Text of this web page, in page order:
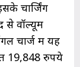
चार्जिंग
से वॉल्यूम
चार्ज में यह
19,848 रुपये